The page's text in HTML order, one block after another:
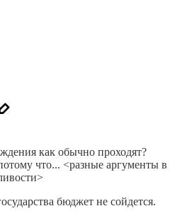
как обычно проходят?
что... <разные аргументы в
бюджет не сойдется.